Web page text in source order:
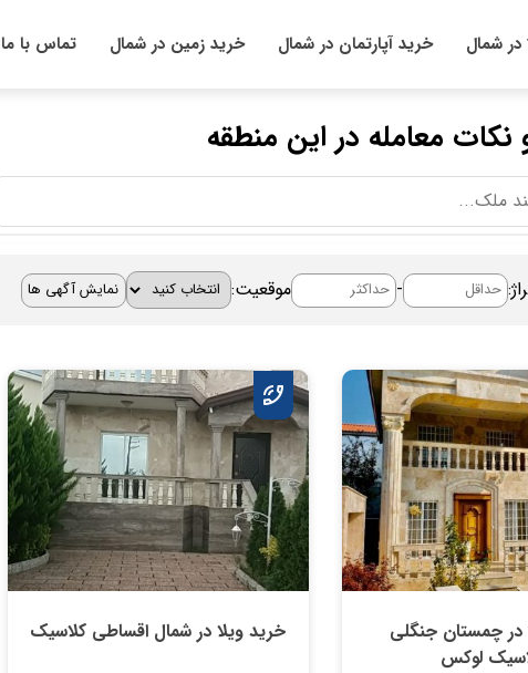
در شمال خرید آپارتمان در شمال خرید زمین در شمال تماس با ما
معامله در این منطقه
- موقعیت:
در چمستان جنگلی
لوکس
خرید ویلا در شمال اقساطی کلاسیک